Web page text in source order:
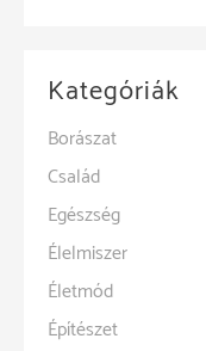
Kategóriák
Borászat
Család
Egészség
Élelmiszer
Életmód
Építészet